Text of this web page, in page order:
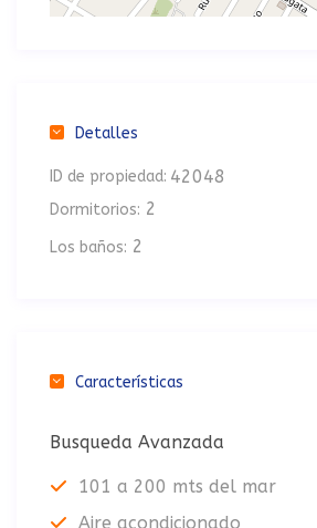
Detalles
ID de propiedad: 42048
Dormitorios: 2
Los baños: 2
Características
Busqueda Avanzada
101 a 200 mts del mar
Aire acondicionado